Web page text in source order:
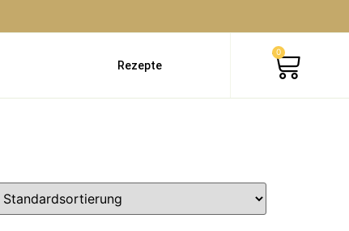
Rezepte
0